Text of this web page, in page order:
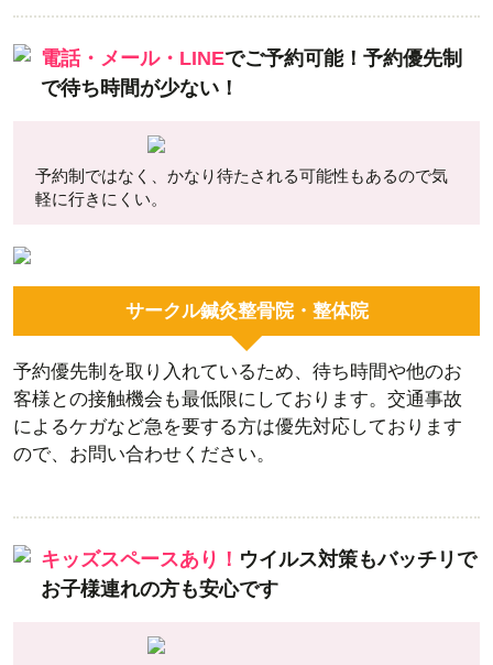
電話・メール・LINEでご予約可能！ 予約優先制
で待ち時間が少ない！
予約制ではなく、かなり待たされる可能性もあるので気
軽に行きにくい。
サークル鍼灸整骨院・整体院
予約優先制を取り入れているため、待ち時間や他のお
客様との接触機会も最低限にしております。交通事故
によるケガなど急を要する方は優先対応しております
ので、お問い合わせください。
キッズスペースあり！ ウイルス対策もバッチリで
お子様連れの方も安心です